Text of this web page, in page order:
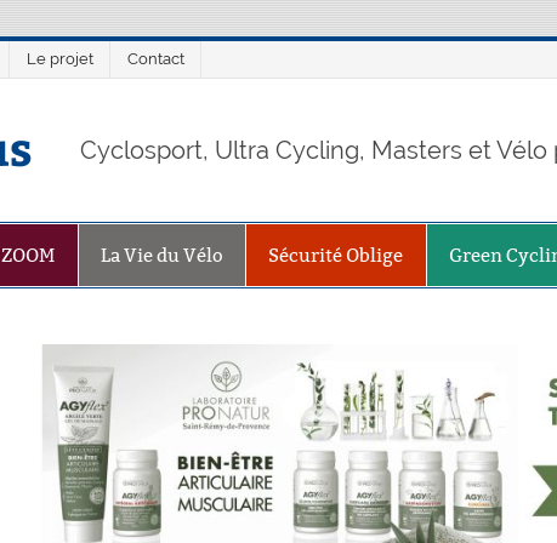
Le projet Contact
Cyclosport, Ultra Cycling, Masters et
La Vie du Vélo Sécurité Oblige Green